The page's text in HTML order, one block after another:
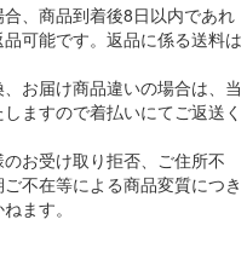
、商品到着後8日以内であれ
可能です。返品に係る送料は
お届け商品違いの場合は、当
ますので着払いにてご返送く
お受け取り拒否、ご住所不
不在等による商品変質につき
ます。